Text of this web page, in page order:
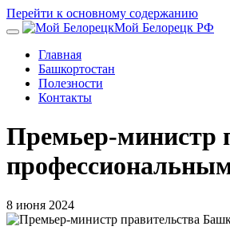
Перейти к основному содержанию
Мой Белорецк РФ
Главная
Башкортостан
Полезности
Контакты
Премьер-министр
8 июня 2024